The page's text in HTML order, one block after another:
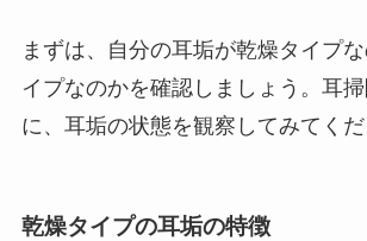
まずは、自分の耳垢が乾燥タイプ
イプなのかを確認しましょう。耳
に、耳垢の状態を観察してみてくだ
乾燥タイプの耳垢の特徴